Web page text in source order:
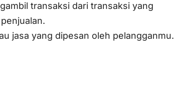
transaksi dari transaksi yang
jasa yang dipesan oleh pelangganmu.